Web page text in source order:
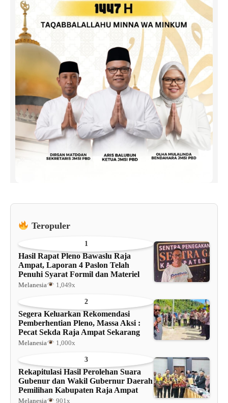
Teropuler
1
Hasil Rapat Pleno Bawaslu Raja
Ampat, Laporan 4 Paslon Telah
Penuhi Syarat Formil dan Materiel
Melanesia 1,049x
2
Segera Keluarkan Rekomendasi
Pemberhentian Pleno, Massa Aksi :
Pecat Sekda Raja Ampat Sekarang
Melanesia 1,000x
3
Rekapitulasi Hasil Perolehan Suara
Gubenur dan Wakil Gubernur Daerah
Pemilihan Kabupaten Raja Ampat
Melanesia 901x